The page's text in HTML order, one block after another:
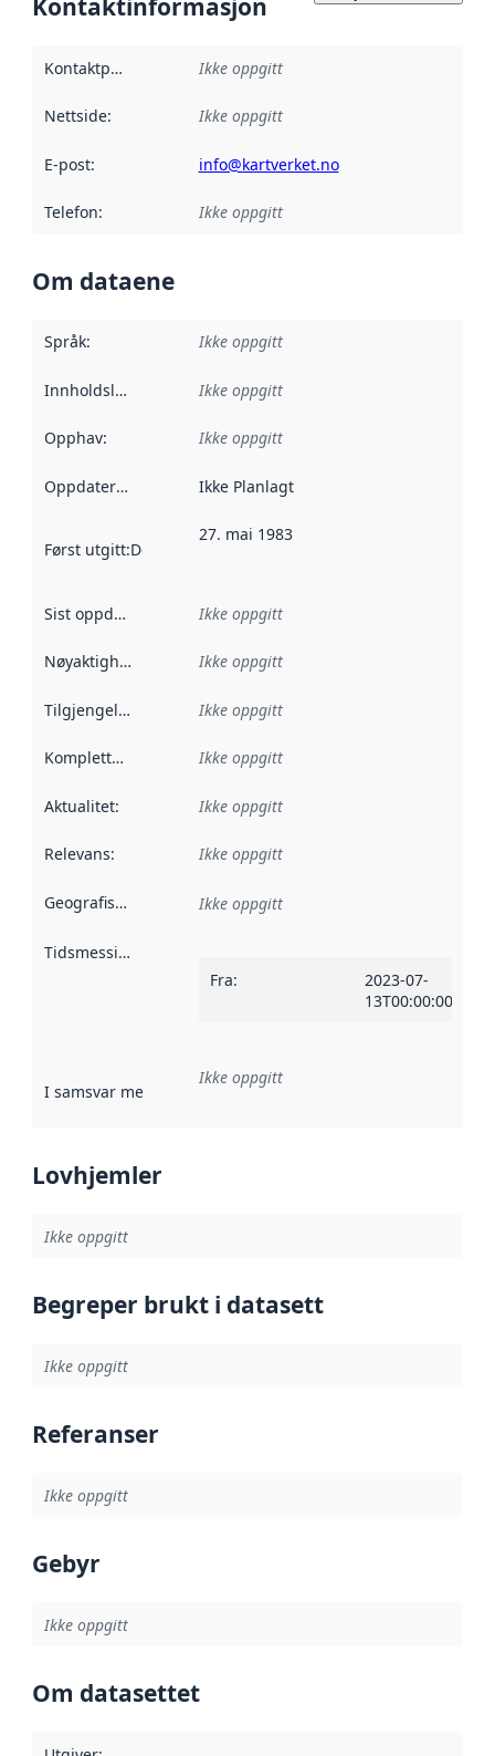
Kontaktinformasjon
Kontaktpunkt Ikke oppgitt
Nettside: Ikke oppgitt
E-post: info@kartverket.no
Telefon: Ikke oppgitt
Om dataene
Språk: Ikke oppgitt
Innholdsleverandører :
Ikke oppgitt
Opphav: Ikke oppgitt
Oppdateringsfrekvens :
Ikke Planlagt
Først utgitt:Denne datoen sier når dataene i dette
27. mai 1983
Sist oppdatert Ikke oppgitt
Nøyaktighet Ikke oppgitt
Tilgjengelighet Ikke oppgitt
Kompletthet Ikke oppgitt
Aktualitet: Ikke oppgitt
Relevans: Ikke oppgitt
Geografisk avgrensning :
Ikke oppgitt
Tidsmessig avgrensning
Fra:
2023-07-
13T00:00:00Z
I samsvar med Referanse til en implementasjonsregel
Ikke oppgitt
Lovhjemler
Ikke oppgitt
Begreper brukt i datasett
Ikke oppgitt
Referanser
Ikke oppgitt
Gebyr
Ikke oppgitt
Om datasettet